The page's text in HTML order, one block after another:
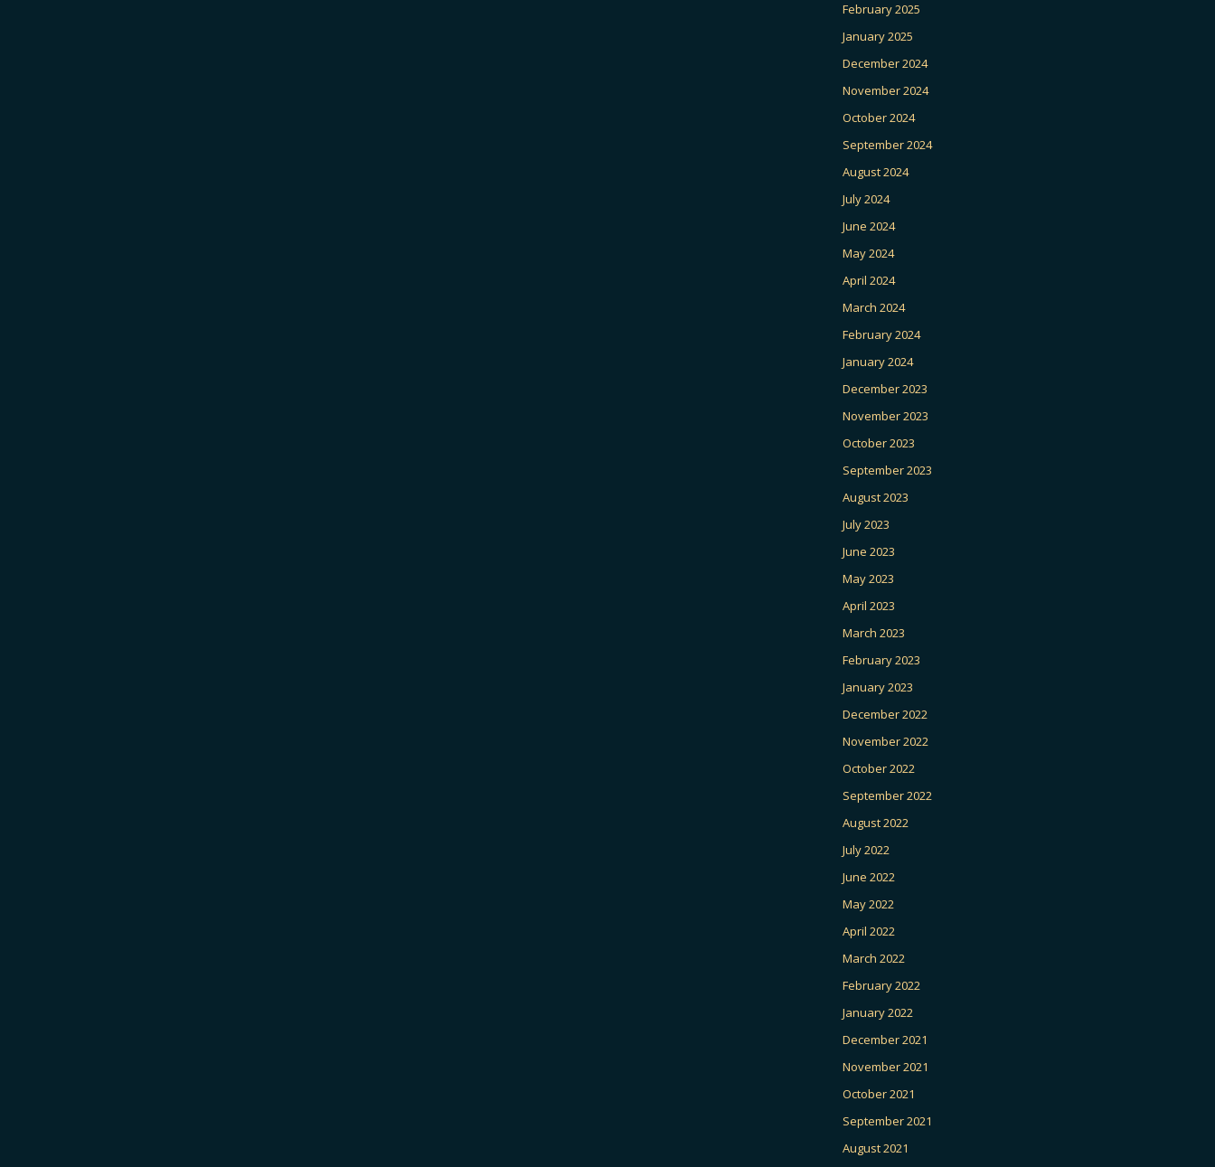
February 2025
January 2025
December 2024
November 2024
October 2024
September 2024
August 2024
July 2024
June 2024
May 2024
April 2024
March 2024
February 2024
January 2024
December 2023
November 2023
October 2023
September 2023
August 2023
July 2023
June 2023
May 2023
April 2023
March 2023
February 2023
January 2023
December 2022
November 2022
October 2022
September 2022
August 2022
July 2022
June 2022
May 2022
April 2022
March 2022
February 2022
January 2022
December 2021
November 2021
October 2021
September 2021
August 2021